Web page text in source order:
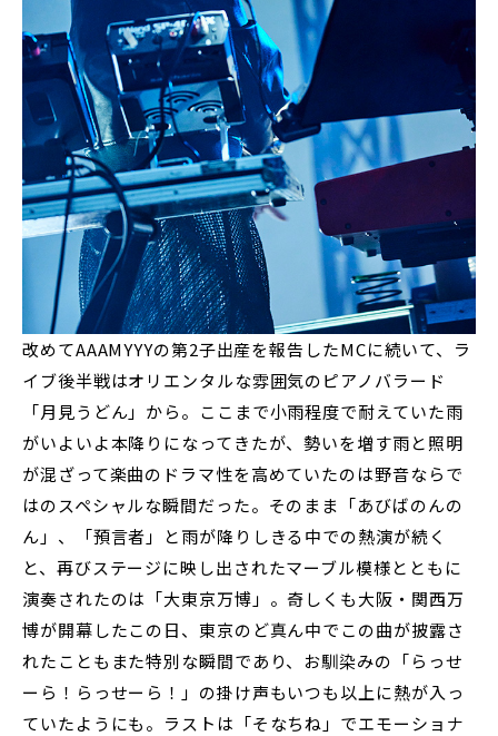
改めてAAAMYYYの第2子出産を報告したMCに続いて、ラ
イブ後半戦はオリエンタルな雰囲気のピアノバラード
「月見うどん」から。ここまで小雨程度で耐えていた雨
がいよいよ本降りになってきたが、勢いを増す雨と照明
が混ざって楽曲のドラマ性を高めていたのは野音ならで
はのスペシャルな瞬間だった。そのまま「あびばのんの
ん」、「預言者」と雨が降りしきる中での熱演が続く
と、再びステージに映し出されたマーブル模様とともに
演奏されたのは「大東京万博」。奇しくも大阪・関西万
博が開幕したこの日、東京のど真ん中でこの曲が披露さ
れたこともまた特別な瞬間であり、お馴染みの「らっせ
ーら！らっせーら！」の掛け声もいつも以上に熱が入っ
ていたようにも。ラストは「そなちね」でエモーショナ